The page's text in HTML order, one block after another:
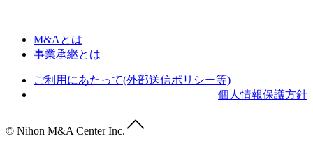
M&Aとは
事業承継とは
ご利用にあたって(外部送信ポリシー等)
個人情報保護方針
© Nihon M&A Center Inc.